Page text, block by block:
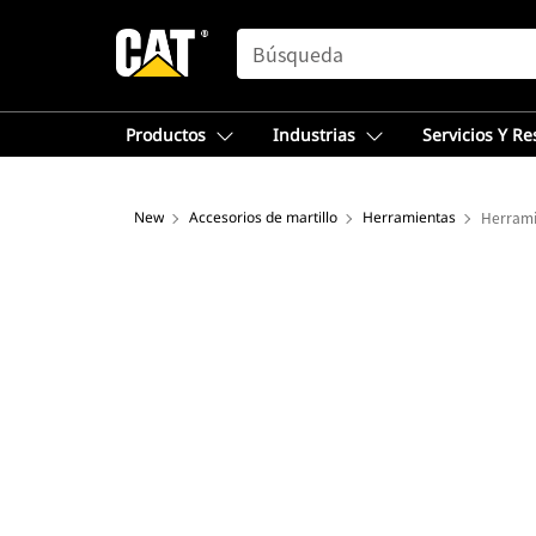
SEARCH
Productos Industrias Servicios Y
New Accesorios de martillo Herramientas